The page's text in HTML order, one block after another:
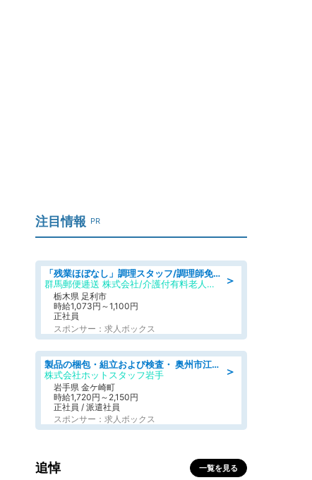
注目情報 PR
＞
「残業ほぼなし」調理スタッフ/調理師免許必須/正職員/日勤のみ/介護付き有料老人ホーム/社会保障完備
群馬郵便逓送 株式会社/介護付有料老人ホーム ふる里
栃木県 足利市
時給1,073円～1,100円
正社員
スポンサー：求人ボックス
＞
製品の梱包・組立および検査・ 奥州市江刺/大手企業で長期安定 梱包・検査・組立/半年経過毎に5万円の報奨金有
株式会社ホットスタッフ岩手
岩手県 金ケ崎町
時給1,720円～2,150円
正社員 / 派遣社員
スポンサー：求人ボックス
追悼 一覧を見る